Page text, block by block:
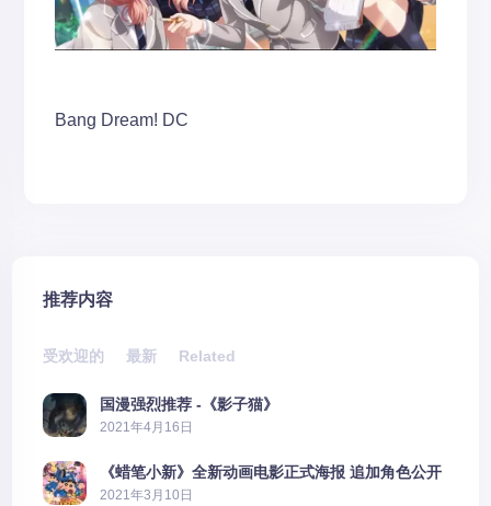
Bang Dream! DC
推荐内容
受欢迎的 最新 Related
国漫强烈推荐 -《影子猫》
2021年4月16日
《蜡笔小新》全新动画电影正式海报 追加角色公开
2021年3月10日